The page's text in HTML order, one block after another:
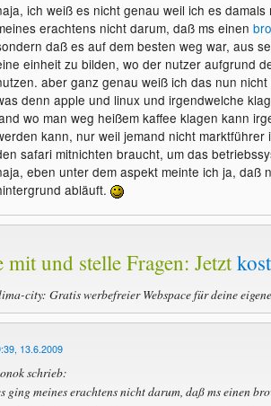
ich weiß es nicht genau weil ich es
erachtens nicht darum, daß ms einen
daß es auf dem besten weg war, aus
einheit zu bilden, wo der nutzer aufgrund
aber ganz genau weiß ich das nun nicht
denn apple und linux und irgendwelche
wo man weg heißem kaffee klagen kann
kann, nur weil jemand nicht
safari mitnichten braucht, um das
eben unter dem aspekt meinte ich ja, daß
abläuft.
mit und stelle Fragen: Jetzt
city: Gratis werbefreier Webspace für deine
13.6.2009
schrieb:
ging meines erachtens nicht darum, daß ms einen